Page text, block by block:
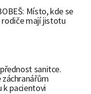
Místo, kde se
rodiče mají jistotu
sanitce.
k pacientovi